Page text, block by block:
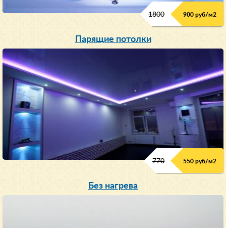
1800 900 руб/м2
Парящие потолки
770 550 руб/м2
Без нагрева